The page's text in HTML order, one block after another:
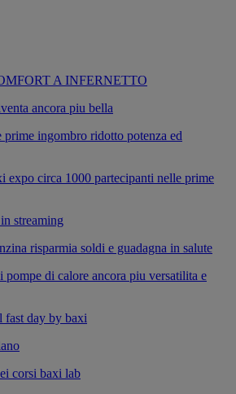
A INFERNETTO
ancora piu bella
prime ingombro ridotto potenza ed
expo circa 1000 partecipanti nelle prime
streaming
risparmia soldi e guadagna in salute
pompe di calore ancora piu versatilita e
fast day by baxi
corsi baxi lab